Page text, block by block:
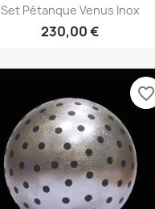
Set Pétanque Venus Inox
230,00 €
favorite_border